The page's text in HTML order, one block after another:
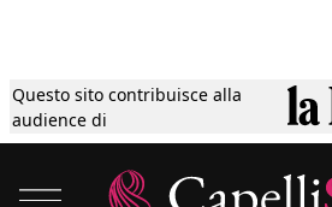
Questo sito contribuisce alla
audience di
Tagli
Colori